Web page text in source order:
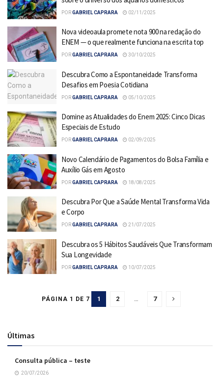
PORGABRIEL CAPRARA 02/11/2025
Nova videoaula promete nota 900 na redação do
ENEM — o que realmente funciona na escrita top
PORGABRIEL CAPRARA 30/10/2025
Descubra Como a Espontaneidade Transforma
Desafios em Poesia Cotidiana
PORGABRIEL CAPRARA 05/10/2025
Domine as Atualidades do Enem 2025: Cinco Dicas
Especiais de Estudo
PORGABRIEL CAPRARA 02/09/2025
Novo Calendário de Pagamentos do Bolsa Família e
Auxílio Gás em Agosto
PORGABRIEL CAPRARA 18/08/2025
Descubra Por Que a Saúde Mental Transforma Vida
e Corpo
PORGABRIEL CAPRARA 21/07/2025
Descubra os 5 Hábitos Saudáveis Que Transformam
Sua Longevidade
PORGABRIEL CAPRARA 10/07/2025
PÁGINA 1 DE 7 1 2 … 7
Últimas
Consulta pública – teste
20/07/2026